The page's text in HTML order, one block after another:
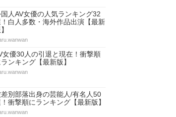
人AV女優の人気ランキング32
白人多数・海外作品出演【最新
女優30人の引退と現在！衝撃順
ンキング【最新版】
別部落出身の芸能人/有名人50
衝撃順にランキング【最新版】